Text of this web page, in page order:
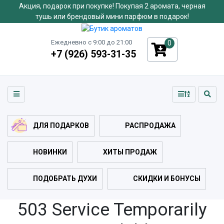
Акция, подарок при покупке! Покупая 2 аромата, черная
тушь или брендовый мини парфюм в подарок!
Ежедневно с 9:00 до 21:00
+7 (926) 593-31-35
0
ДЛЯ ПОДАРКОВ РАСПРОДАЖА
НОВИНКИ ХИТЫ ПРОДАЖ
ПОДОБРАТЬ ДУХИ СКИДКИ И БОНУСЫ
503 Service Temporarily